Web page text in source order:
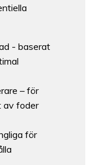
- baserat
– för
av foder
för